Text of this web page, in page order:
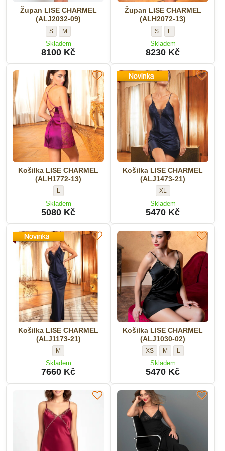
Župan LISE CHARMEL
(ALJ2032-09)
Župan
LISE
CHARMEL
09)
-
Velikost:
S
Župan
LISE
CHARMEL
09)
-
Velikost:
M
Skladem
8100 Kč
Župan LISE CHARMEL
(ALH2072-13)
Župan
LISE
CHARMEL
13)
-
Velikost:
S
Župan
CHARMEL
13)
-
Velikost:
L
Skladem
8230 Kč
Košilka LISE CHARMEL
(ALH1772-13)
Košilka
LISE
CHARMEL
13)
-
Velikost:
L
Skladem
5080 Kč
Košilka LISE CHARMEL
(ALJ1473-21)
Košilka
LISE
CHARMEL
21)
-
Velikost:
XL
Skladem
5470 Kč
Košilka LISE CHARMEL
(ALJ1173-21)
Košilka
LISE
CHARMEL
21)
-
Velikost:
M
Skladem
7660 Kč
Košilka LISE CHARMEL
(ALJ1030-02)
Košilka
LISE
CHARMEL
02)
-
Velikost:
XS
Košilka
LISE
CHARMEL
02)
-
Velikost:
M
Košilka
CHARMEL
02)
L
Skladem
5470 Kč